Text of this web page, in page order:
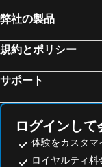
マリンピア日本海
新潟空港
乳頭温泉郷 休暇村
作並温泉
乳頭温泉郷 妙乃湯
楽天koboスタジアム
郡山市民文化センタ
弊社の製品
規約とポリシー
サポート
ログインし
体験をカスタマ
ロイヤルティ